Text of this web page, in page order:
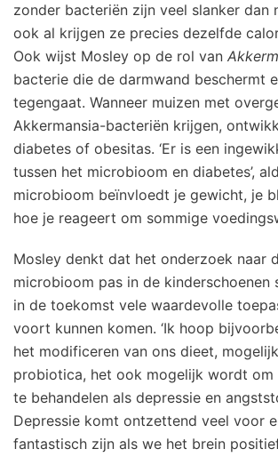
zonder bacteriën zijn veel slanker dan
ook al krijgen ze precies dezelfde
Ook wijst Mosley op de rol van
bacterie die de darmwand beschermt
tegengaat. Wanneer muizen met
Akkermansia-bacteriën krijgen,
diabetes of obesitas. ‘Er is een
tussen het microbioom en diabetes’,
microbioom beïnvloedt je gewicht, je
hoe je reageert om sommige
Mosley denkt dat het onderzoek naar
microbioom pas in de kinderschoenen
in de toekomst vele waardevolle
voort kunnen komen. ‘Ik hoop
het modificeren van ons dieet,
probiotica, het ook mogelijk wordt om
te behandelen als depressie en
Depressie komt ontzettend veel voor
fantastisch zijn als we het brein